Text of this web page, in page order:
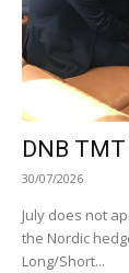
DNB
30/07/2026
July does not
the Nordic
Long/Short...